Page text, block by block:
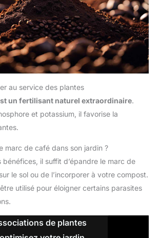
au service des plantes
un fertilisant naturel extraordinaire.
et potassium, il favorise la
marc de café dans son jardin ?
bénéfices, il suffit d’épandre le marc de
le sol ou de l’incorporer à votre compost.
utilisé pour éloigner certains parasites
de plantes